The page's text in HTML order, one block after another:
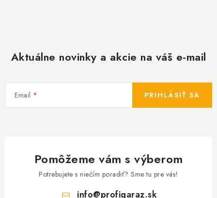
Aktuálne novinky a akcie na váš e-mail
Email PRIHLÁSIŤ SA
Pomôžeme vám s výberom
Potrebujete s niečím poradiť? Sme tu pre vás!
info@profigaraz.sk